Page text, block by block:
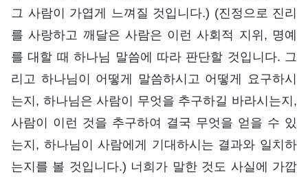
그 사람이 가엽게 느껴질 것입니다.) (진정으로 진리
를 사랑하고 깨달은 사람은 이런 사회적 지위, 명예
를 대할 때 하나님 말씀에 따라 판단할 것입니다. 그
리고 하나님이 어떻게 말씀하시고 어떻게 요구하시
는지, 하나님은 사람이 무엇을 추구하길 바라시는지,
사람이 이런 것을 추구하여 결국 무엇을 얻을 수 있
는지, 하나님이 사람에게 기대하시는 결과와 일치하
는지를 볼 것입니다.) 너희가 말한 것도 사실에 가깝